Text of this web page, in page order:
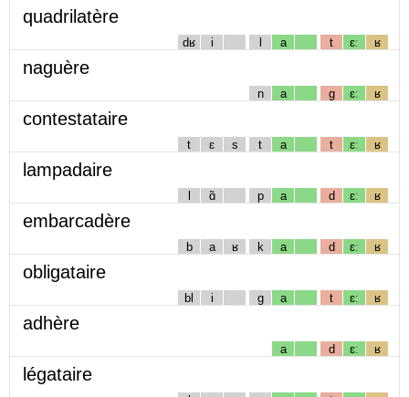
quadrilatère
dʁ i l a t ɛː ʁ
naguère
n a g ɛː ʁ
contestataire
t ɛ s t a t ɛː ʁ
lampadaire
l ɑ̃ p a d ɛː ʁ
embarcadère
b a ʁ k a d ɛː ʁ
obligataire
bl i g a t ɛː ʁ
adhère
a d ɛː ʁ
légataire